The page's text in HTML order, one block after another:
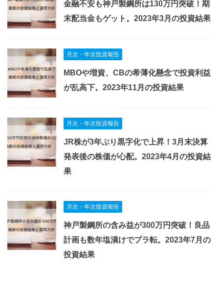
金融不安も神戸製鋼所は130万円突破！期
末配当金もゲット。2023年3月の投資結果
月次・年次投資報告
MBOや増資、CBの希薄化懸念で投資利益
が乱高下。2023年11月の投資結果
月次・年次投資報告
JR株が3年ぶり黒字化で上昇！3月末決算
発表後の株価が心配。2023年4月の投資結
果
月次・年次投資報告
神戸製鋼所の含み益が300万円突破！良品
計画も数年塩漬けでプラ転。2023年7月の
投資結果